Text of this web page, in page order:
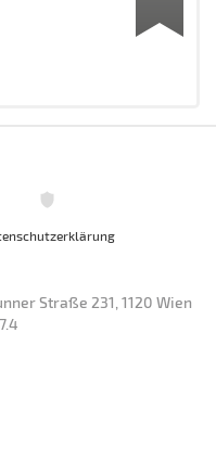
Straße 231, 1120 Wien